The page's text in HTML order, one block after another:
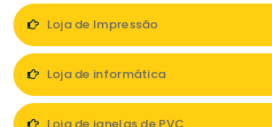
Loja de Impressão
Loja de informática